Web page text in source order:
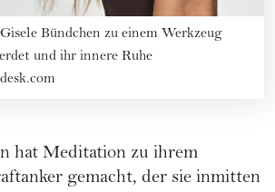
Bündchen zu einem Werkzeug
und ihr innere Ruhe
hat Meditation zu ihrem
gemacht, der sie inmitten